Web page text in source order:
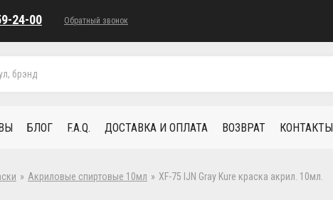
24-00 Обратный звонок
БЛОГ F.A.Q. ДОСТАВКА И ОПЛАТА ВОЗВРАТ КОНТАКТЫ
» Акриловые спиртовые 10мл » XF-75 IJN Gray Kure краска акрил. 10мл.